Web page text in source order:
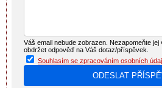
Váš email nebude zobrazen. Nezapomeňte
obdržet odpověď na Váš dotaz/příspěvek.
Souhlasím se zpracováním osobních